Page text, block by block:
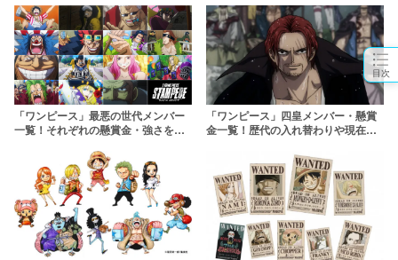
目次
「ワンピース」最悪の世代メンバー
一覧！それぞれの懸賞金・強さを紹
「ワンピース」四皇メンバー・懸賞
金一覧！歴代の入れ替わりや現在の